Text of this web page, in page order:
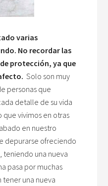
varias
No recordar las
protección, ya que
Solo son muy
personas que
detalle de su vida
vivimos en otras
en nuestro
depurarse ofreciendo
teniendo una nueva
pasa por muchas
tener una nueva